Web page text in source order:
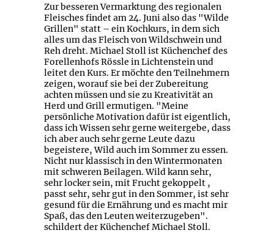
Zur besseren Vermarktung des regionalen
Fleisches findet am 24. Juni also das "Wilde
Grillen" statt – ein Kochkurs, in dem sich
alles um das Fleisch von Wildschwein und
Reh dreht. Michael Stoll ist Küchenchef des
Forellenhofs Rössle in Lichtenstein und
leitet den Kurs. Er möchte den Teilnehmern
zeigen, worauf sie bei der Zubereitung
achten müssen und sie zu Kreativität an
Herd und Grill ermutigen. "Meine
persönliche Motivation dafür ist eigentlich,
dass ich Wissen sehr gerne weitergebe, dass
ich aber auch sehr gerne Leute dazu
begeistere, Wild auch im Sommer zu essen.
Nicht nur klassisch in den Wintermonaten
mit schweren Beilagen. Wild kann sehr,
sehr locker sein, mit Frucht gekoppelt ,
passt sehr, sehr gut in den Sommer, ist sehr
gesund für die Ernährung und es macht mir
Spaß, das den Leuten weiterzugeben".
schildert der Küchenchef Michael Stoll.